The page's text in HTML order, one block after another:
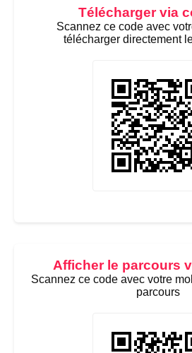
Télécharger via
Scannez ce code avec
télécharger directement
Afficher le parcours
Scannez ce code avec votre
parcours